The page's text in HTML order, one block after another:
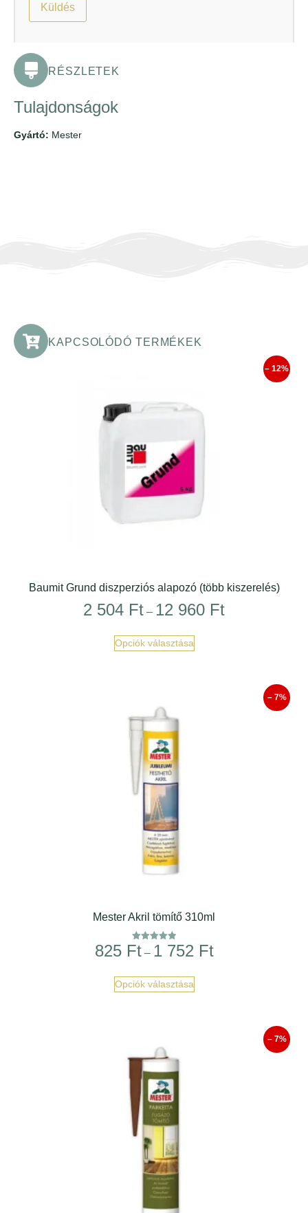
RÉSZLETEK
Tulajdonságok
Gyártó: Mester
KAPCSOLÓDÓ TERMÉKEK
– 12%
Baumit Grund diszperziós alapozó (több kiszerelés)
2 504 Ft – 12 960 Ft
Opciók választása
– 7%
Mester Akril tömítő 310ml
Értékelés:
5.00
825 Ft – 1 752 Ft
Opciók választása
– 7%